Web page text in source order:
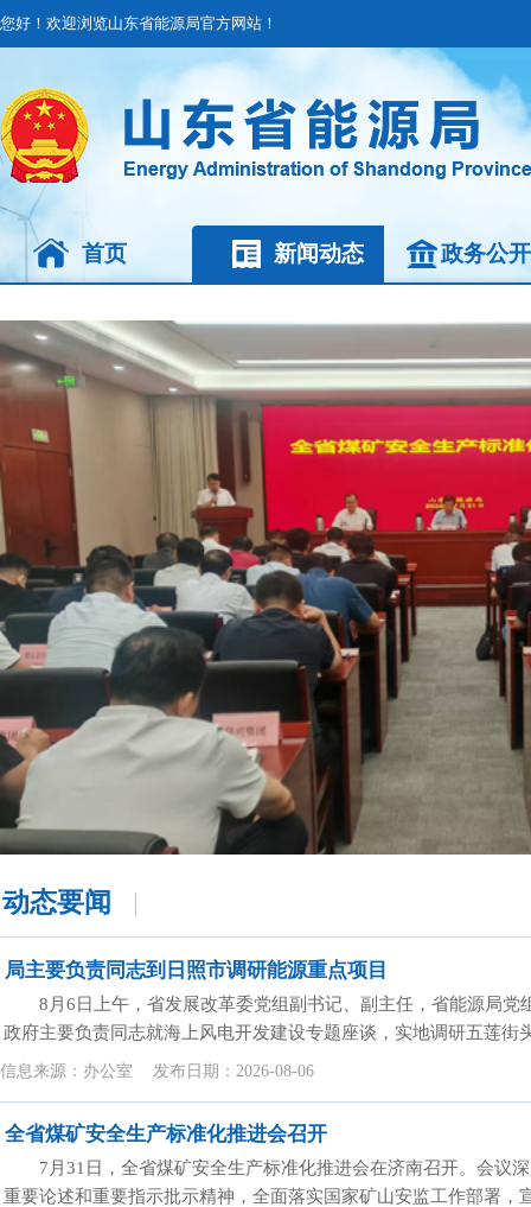
您好！欢迎浏览山东省能源局官方网站！
首页 新闻动态 政务公开
动态要闻
局主要负责同志到日照市调研能源重点项目
8月6日上午，省发展改革委党组副书记、副主任，省能源局
政府主要负责同志就海上风电开发建设专题座谈，实地调研五莲街
信息来源： 办公室 发布日期： 2026-08-06
全省煤矿安全生产标准化推进会召开
7月31日，全省煤矿安全生产标准化推进会在济南召开。会议
重要论述和重要指示批示精神，全面落实国家矿山安监工作部署，